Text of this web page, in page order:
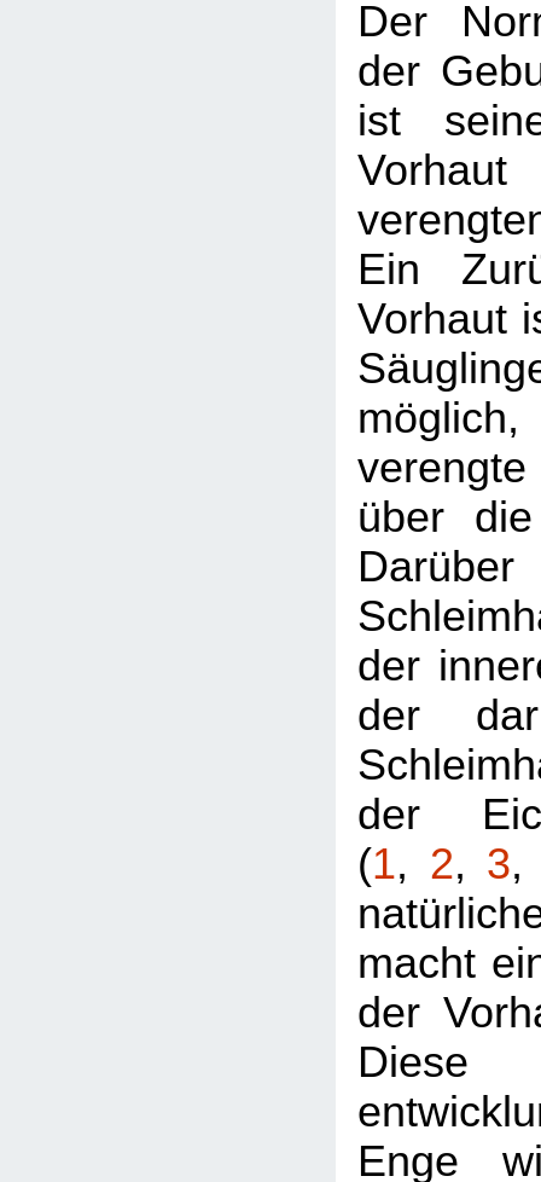
Der
der
ist
Ein
Vorhaut
über
der
der
der
(1, 2, 3
macht
der
Enge